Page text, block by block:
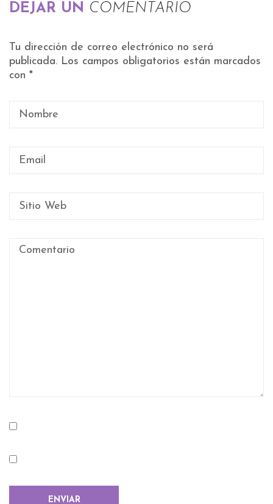
DEJAR UN COMENTARIO
Tu dirección de correo electrónico no será
publicada. Los campos obligatorios están marcados
con *